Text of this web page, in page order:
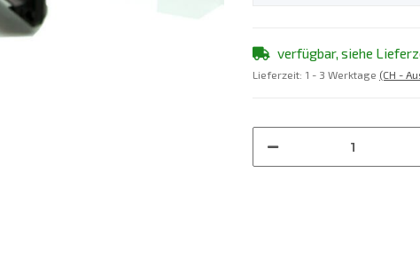
verfügbar, siehe
Lieferzeit: 1 - 3 Werktage (CH -